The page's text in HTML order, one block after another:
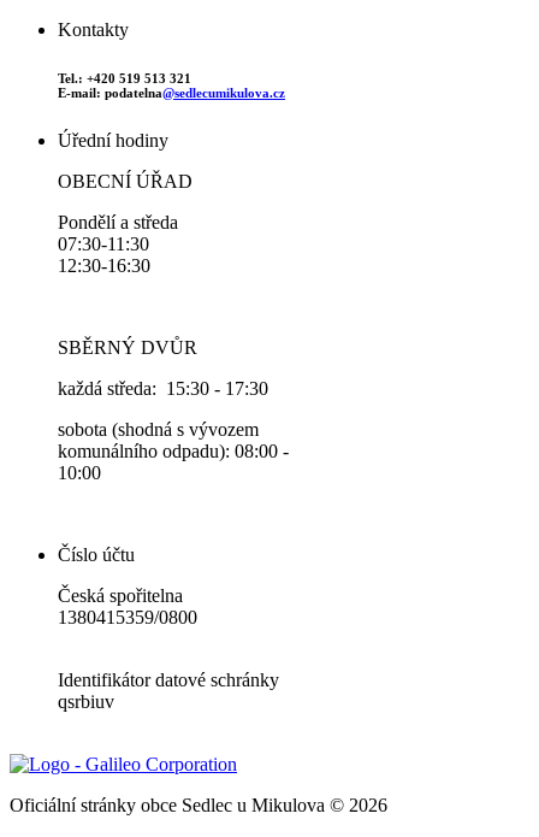
Kontakty
Tel.: +420 519 513 321
E-mail: podatelna@sedlecumikulova.cz
Úřední hodiny
OBECNÍ ÚŘAD
Pondělí a středa
07:30-11:30
12:30-16:30
SBĚRNÝ DVŮR
každá středa: 15:30 - 17:30
sobota (shodná s vývozem
komunálního odpadu): 08:00 -
10:00
Číslo účtu
Česká spořitelna
1380415359/0800
Identifikátor datové schránky
qsrbiuv
Oficiální stránky obce Sedlec u Mikulova © 2026